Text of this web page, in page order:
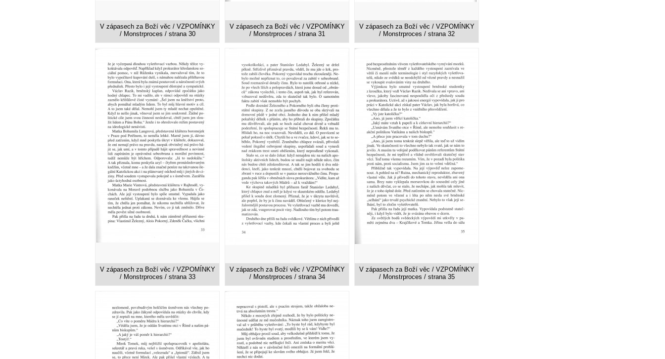
V zápasech za Boží věc / VZPOMÍNKY
/ Monstrproces / strana 30
V zápasech za Boží věc / VZPOMÍNKY
/ Monstrproces / strana 31
V zápasech za Boží věc / VZPOMÍNKY
/ Monstrproces / strana 32
V zápasech za Boží věc / VZPOMÍNKY
/ Monstrproces / strana 33
V zápasech za Boží věc / VZPOMÍNKY
/ Monstrproces / strana 34
V zápasech za Boží věc / VZPOMÍNKY
/ Monstrproces / strana 35